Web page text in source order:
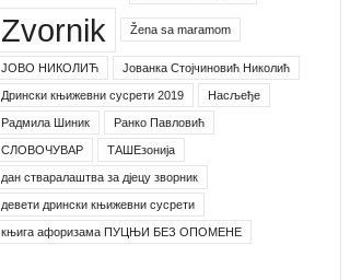
Zvornik Žena sa maramom
ЈОВО НИКОЛИЋ Јованка Стојчиновић Николић
Дрински књижевни сусрети 2019 Насљеђе
Радмила Шиник Ранко Павловић
СЛОВОЧУВАР ТАШЕзонија
дан стваралаштва за дјецу зворник
девети дрински књижевни сусрети
књига афоризама ПУЦЊИ БЕЗ ОПОМЕНЕ